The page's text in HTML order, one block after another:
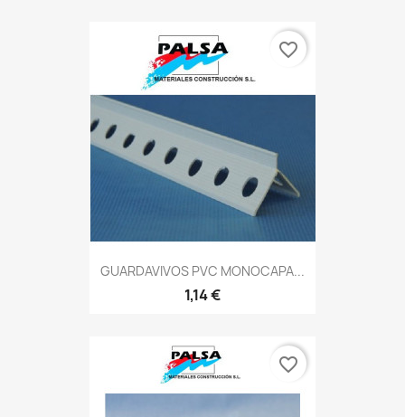
GUARDAVIVOS PVC MONOCAPA...
1,14 €
favorite_border
favorite_border